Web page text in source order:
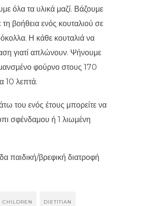
όλα τα υλικά μαζί. Βάζουμε
τη βοήθεια ενός κουταλιού σε
Η κάθε κουταλιά να
γιατί απλώνουν. Ψήνουμε
φούρνο στους 170
10 λεπτά.
του ενός έτους μπορείτε να
σφένδαμου ή 1 λιωμένη
παιδική/βρεφική διατροφή
CHILDREN DIETITIAN